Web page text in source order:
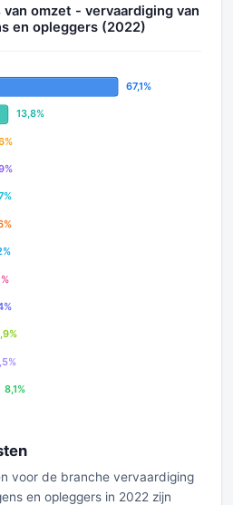
omzet - vervaardiging van
en opleggers (2022)
voor de branche vervaardiging
en opleggers in 2022 zijn